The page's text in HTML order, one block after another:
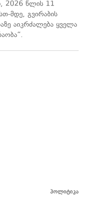
2026 წლის 11
მდე, გვირაბის
აიკრძალება ყველა
პოლიტიკა